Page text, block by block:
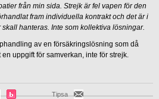
från min sida. Strejk är fel vapen för den
fram individuella kontrakt och det är i
hanteras. Inte som kollektiva lösningar.
av en försäkringslösning som då
uppgift för samverkan, inte för strejk.
Tipsa